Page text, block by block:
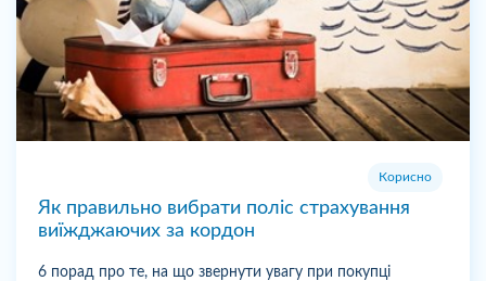
Корисно
Як правильно вибрати поліс страхування
виїжджаючих за кордон
6 порад про те, на що звернути увагу при покупці